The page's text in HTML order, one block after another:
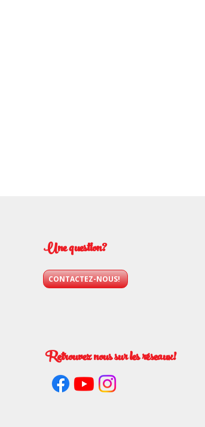
CONTACTEZ-NOUS!
Retrouvez nous sur les réseaux!
Une question?